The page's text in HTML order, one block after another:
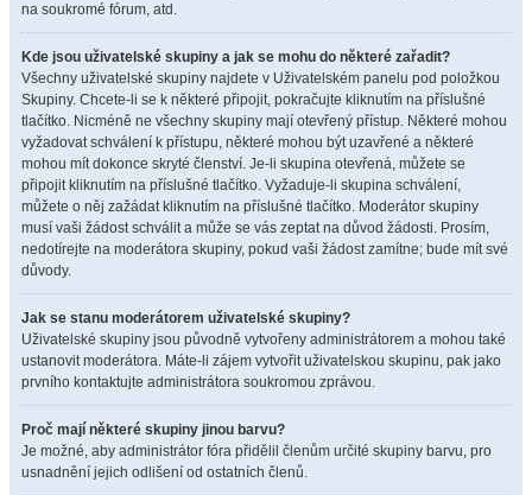
na soukromé fórum, atd.
Kde jsou uživatelské skupiny a jak se mohu do některé zařadit?
Všechny uživatelské skupiny najdete v Uživatelském panelu pod položkou
Skupiny. Chcete-li se k některé připojit, pokračujte kliknutím na příslušné
tlačítko. Nicméně ne všechny skupiny mají otevřený přístup. Některé mohou
vyžadovat schválení k přístupu, některé mohou být uzavřené a některé
mohou mít dokonce skryté členství. Je-li skupina otevřená, můžete se
připojit kliknutím na příslušné tlačítko. Vyžaduje-li skupina schválení,
můžete o něj zažádat kliknutím na příslušné tlačítko. Moderátor skupiny
musí vaši žádost schválit a může se vás zeptat na důvod žádosti. Prosím,
nedotírejte na moderátora skupiny, pokud vaši žádost zamítne; bude mít své
důvody.
Jak se stanu moderátorem uživatelské skupiny?
Uživatelské skupiny jsou původně vytvořeny administrátorem a mohou také
ustanovit moderátora. Máte-li zájem vytvořit uživatelskou skupinu, pak jako
prvního kontaktujte administrátora soukromou zprávou.
Proč mají některé skupiny jinou barvu?
Je možné, aby administrátor fóra přidělil členům určité skupiny barvu, pro
usnadnění jejich odlišení od ostatních členů.